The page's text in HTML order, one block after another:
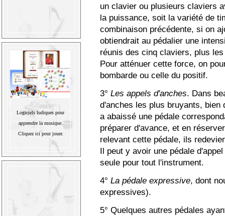
Logiciels ludiques pour
apprendre la musique.
Cliquez ici pour jouer.
un clavier ou plusieurs claviers
la puissance, soit la variété de
combinaison précédente, si on
obtiendrait au pédalier une
réunis des cinq claviers, plus
Pour atténuer cette force, on
bombarde ou celle du positif.
3° Les appels d'anches. Dans
d'anches les plus bruyants, bien
a abaissé une pédale
préparer d'avance, et en
relevant cette pédale, ils
Il peut y avoir une pédale
seule pour tout l'instrument.
4° La pédale expressive, dont
expressives).
5° Quelques autres pédales